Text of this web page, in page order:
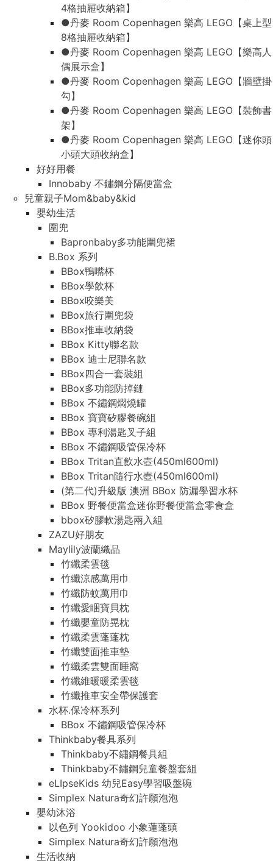
4格抽屜收納箱】
●丹麥 Room Copenhagen 樂高 LEGO【桌上型
8格抽屜收納箱】
●丹麥 Room Copenhagen 樂高 LEGO【樂高人
偶展示盒】
●丹麥 Room Copenhagen 樂高 LEGO【牆壁掛
勾】
●丹麥 Room Copenhagen 樂高 LEGO【裝飾書
架】
●丹麥 Room Copenhagen 樂高 LEGO【迷你頭
小頭大頭收納盒】
好好用餐
Innobaby 不鏽鋼分隔便當盒
兒童親子Mom&baby&kid
嬰幼生活
圍兜
Bapronbaby多功能圍兜裙
B.Box 系列
BBox鴨嘴杯
BBox學飲杯
BBox咬樂美
BBox旅行圍兜袋
BBox推車收納袋
BBox Kitty聯名款
BBox 迪士尼聯名款
BBox四合一套裝組
BBox多功能防掉鏈
BBox 不鏽鋼燜燒罐
BBox 寶寶矽膠餐碗組
BBox 專利湯匙叉子組
BBox 不鏽鋼吸管保冷杯
BBox Tritan直飲水壺(450ml600ml)
BBox Tritan隨行水壺(450ml600ml)
(第二代)升級版 澳洲 BBox 防漏學習水杯
BBox 野餐便當盒迷你野餐便當盒零食盒
bbox矽膠軟湯匙兩入組
ZAZU好朋友
Maylily波蘭織品
竹纖柔雲毯
竹纖涼感萬用巾
竹纖防蚊萬用巾
竹纖愛睏寶貝枕
竹纖嬰童防晃枕
竹纖柔雲蓬蓬枕
竹纖雙面推車墊
竹纖柔雲雙面睡窩
竹纖維暖暖柔雲毯
竹纖推車安全帶保護套
水杯.保冷杯系列
BBox 不鏽鋼吸管保冷杯
Thinkbaby餐具系列
Thinkbaby不鏽鋼餐具組
Thinkbaby不鏽鋼兒童餐盤套組
eLIpseKids 幼兒Easy學習吸盤碗
Simplex Natura奇幻許願泡泡
嬰幼沐浴
以色列 Yookidoo 小象蓮蓬頭
Simplex Natura奇幻許願泡泡
生活收納